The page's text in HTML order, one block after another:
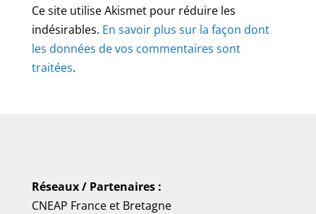
Ce site utilise Akismet pour réduire les
indésirables. En savoir plus sur la façon dont
les données de vos commentaires sont
traitées.
Réseaux / Partenaires :
CNEAP Franceet Bretagne